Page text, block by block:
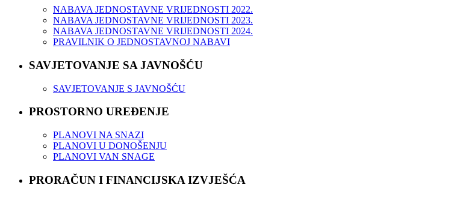
NABAVA JEDNOSTAVNE VRIJEDNOSTI 2022.
NABAVA JEDNOSTAVNE VRIJEDNOSTI 2023.
NABAVA JEDNOSTAVNE VRIJEDNOSTI 2024.
PRAVILNIK O JEDNOSTAVNOJ NABAVI
SAVJETOVANJE SA JAVNOŠĆU
SAVJETOVANJE S JAVNOŠĆU
PROSTORNO UREĐENJE
PLANOVI NA SNAZI
PLANOVI U DONOŠENJU
PLANOVI VAN SNAGE
PRORAČUN I FINANCIJSKA IZVJEŠĆA